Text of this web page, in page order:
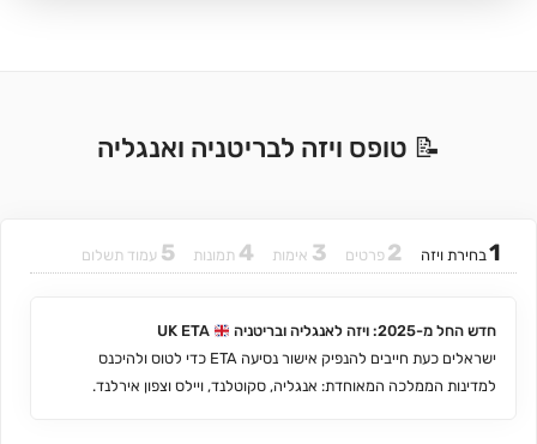
📝 טופס ויזה לבריטניה ואנגליה
1בחירת ויזה 2 פרטים 3 אימות 4 תמונות 5 עמוד תשלום
חדש החל מ-2025: ויזה לאנגליה ובריטניה
UK ETA
ישראלים כעת חייבים להנפיק אישור נסיעה ETA כדי לטוס ולהיכנס
למדינות הממלכה המאוחדת: אנגליה, סקוטלנד, ויילס וצפון אירלנד.